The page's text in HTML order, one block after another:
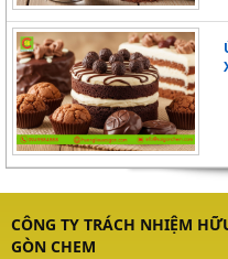
CÔNG TY TRÁCH NHIỆM
GÒN CHEM